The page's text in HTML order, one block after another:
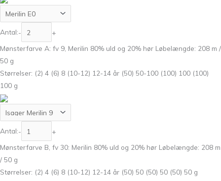
Antal:-
+
Mønsterfarve A: fv 9, Merilin 80% uld og 20% hør Løbelængde: 208 m /
50 g
Størrelser: (2) 4 (6) 8 (10-12) 12-14 år (50) 50-100 (100) 100 (100)
100 g
Antal:-
+
Mønsterfarve B, fv 30: Merilin 80% uld og 20% hør Løbelængde: 208 m
/ 50 g
Størrelser: (2) 4 (6) 8 (10-12) 12-14 år (50) 50 (50) 50 (50) 50 g